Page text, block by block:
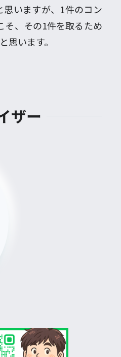
いますが、1件のコン
、その1件を取るため
います。
ザー